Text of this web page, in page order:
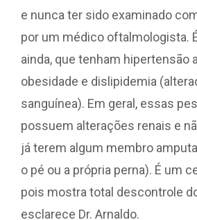
e nunca ter sido examinado
por um médico oftalmologista.
ainda, que tenham hipertensão
obesidade e dislipidemia
sanguínea). Em geral, essas
possuem alterações renais e
já terem algum membro
o pé ou a própria perna). É um
pois mostra total descontrole
esclarece Dr. Arnaldo.